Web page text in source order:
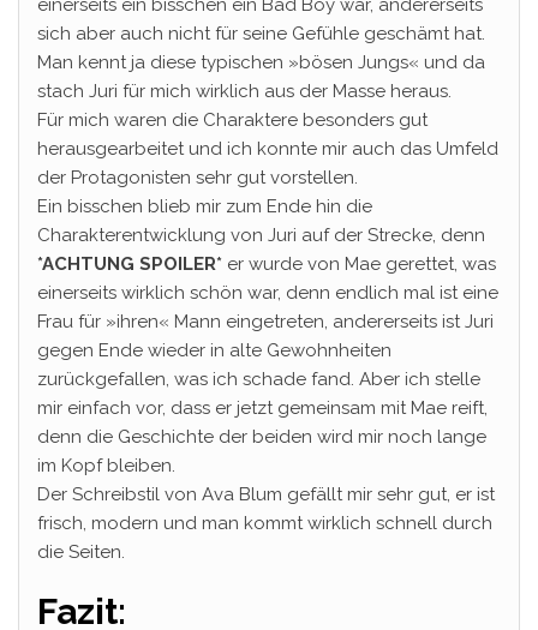
einerseits ein bisschen ein Bad Boy war, andererseits
sich aber auch nicht für seine Gefühle geschämt hat.
Man kennt ja diese typischen »bösen Jungs« und da
stach Juri für mich wirklich aus der Masse heraus.
Für mich waren die Charaktere besonders gut
herausgearbeitet und ich konnte mir auch das Umfeld
der Protagonisten sehr gut vorstellen.
Ein bisschen blieb mir zum Ende hin die
Charakterentwicklung von Juri auf der Strecke, denn
*ACHTUNG SPOILER* er wurde von Mae gerettet, was
einerseits wirklich schön war, denn endlich mal ist eine
Frau für »ihren« Mann eingetreten, andererseits ist Juri
gegen Ende wieder in alte Gewohnheiten
zurückgefallen, was ich schade fand. Aber ich stelle
mir einfach vor, dass er jetzt gemeinsam mit Mae reift,
denn die Geschichte der beiden wird mir noch lange
im Kopf bleiben.
Der Schreibstil von Ava Blum gefällt mir sehr gut, er ist
frisch, modern und man kommt wirklich schnell durch
die Seiten.
Fazit: